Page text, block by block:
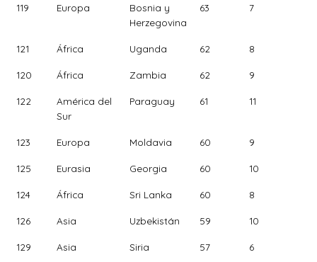
119 Europa
Bosnia y
Herzegovina
63 7
121 África Uganda 62 8
120 África Zambia 62 9
122
América del
Sur
Paraguay 61 11
123 Europa Moldavia 60 9
125 Eurasia Georgia 60 10
124 África Sri Lanka 60 8
126 Asia Uzbekistán 59 10
129 Asia Siria 57 6